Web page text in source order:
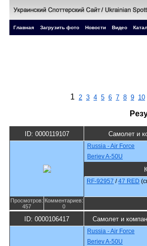
Главная Загрузить фото Новости Видео
1 2 3 4 5 6 7 8 9 10
ID: 0000119107 Самолет и
Russia - Air Force
Beriev A-50U
RF-92957 /47 RED
Просмотров:
457
Комментариев:
0
ID: 0000106417 Самолет и
Russia - Air Force
Beriev A-50U